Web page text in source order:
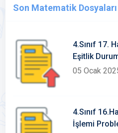
Son Matematik Dosyaları
4.Sınıf 17.
Eşitlik
05 Ocak
4.Sınıf
İşlemi